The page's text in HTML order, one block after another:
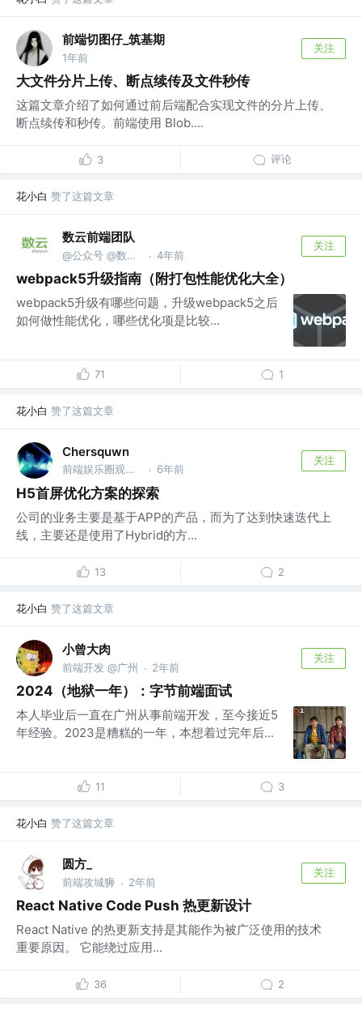
前端切图仔_筑基期
1年前
关注
大文件分片上传、断点续传及文件秒传
这篇文章介绍了如何通过前后端配合实现文件的分片上传、
断点续传和秒传。前端使用 Blob....
3 评论
花小白 赞了这篇文章
数云前端团队
@公众号 @数云前端团队 · 4年前
关注
webpack5升级指南（附打包性能优化大全）
webpack5升级有哪些问题，升级webpack5之后
如何做性能优化，哪些优化项是比较...
71 1
花小白 赞了这篇文章
Chersquwn
前端娱乐圈观众 @大前端娱乐圈 · 6年前
关注
H5首屏优化方案的探索
公司的业务主要是基于APP的产品，而为了达到快速迭代上
线，主要还是使用了Hybrid的方...
13 2
花小白 赞了这篇文章
小曾大肉
前端开发 @广州 · 2年前
关注
2024（地狱一年）：字节前端面试
本人毕业后一直在广州从事前端开发，至今接近5
年经验。2023是糟糕的一年，本想着过完年后...
11 3
花小白 赞了这篇文章
圆方_
前端攻城狮 · 2年前
关注
React Native Code Push 热更新设计
React Native 的热更新支持是其能作为被广泛使用的技术
重要原因。 它能绕过应用...
36 2